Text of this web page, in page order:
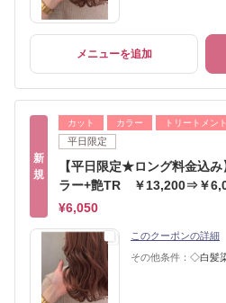
メニューを追加
新
規
カット カラー トリートメント
平日限定
【平日限定★ロング料金込
ラー+艶TR ￥13,200⇒￥
¥6,050
このクーポンの詳細
その他条件： ◇白髪